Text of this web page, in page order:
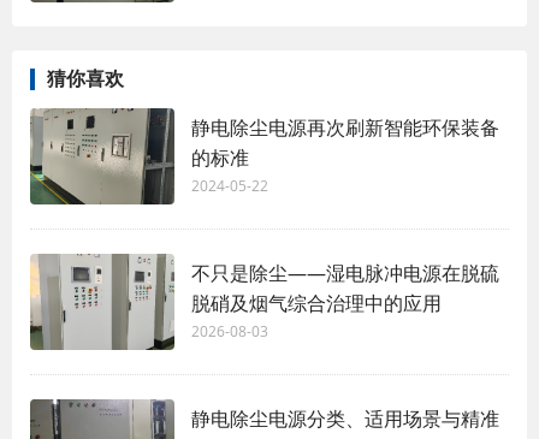
猜你喜欢
静电除尘电源再次刷新智能环保装备
的标准
2024-05-22
不只是除尘——湿电脉冲电源在脱硫
脱硝及烟气综合治理中的应用
2026-08-03
静电除尘电源分类、适用场景与精准